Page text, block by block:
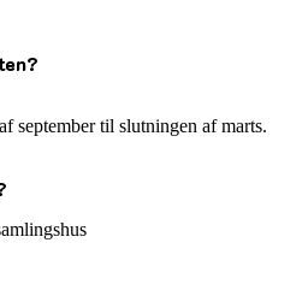
september til slutningen af marts.